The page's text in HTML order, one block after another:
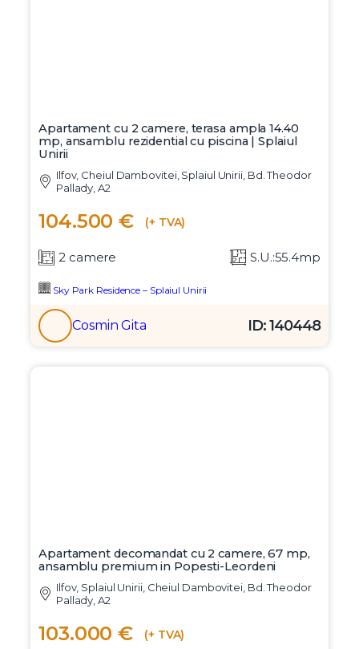
Apartament cu 2 camere, terasa ampla 14.40
mp, ansamblu rezidential cu piscina | Splaiul
Unirii
Ilfov, Cheiul Dambovitei, Splaiul Unirii, Bd. Theodor
Pallady, A2
104.500 € (+ TVA)
2 camere S.U.:55.4mp
Sky Park Residence – Splaiul Unirii
Cosmin Gita ID: 140448
Apartament decomandat cu 2 camere, 67 mp,
ansamblu premium in Popesti-Leordeni
Ilfov, Splaiul Unirii, Cheiul Dambovitei, Bd. Theodor
Pallady, A2
103.000 € (+ TVA)